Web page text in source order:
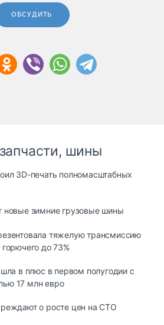
ОБСУДИТЬ
шины
3D-печать полномасштабных
новые зимние грузовые шины
тяжелую трансмиссию
до 73%
в плюс в первом полугодии с
17 млн евро
о росте цен на СТО